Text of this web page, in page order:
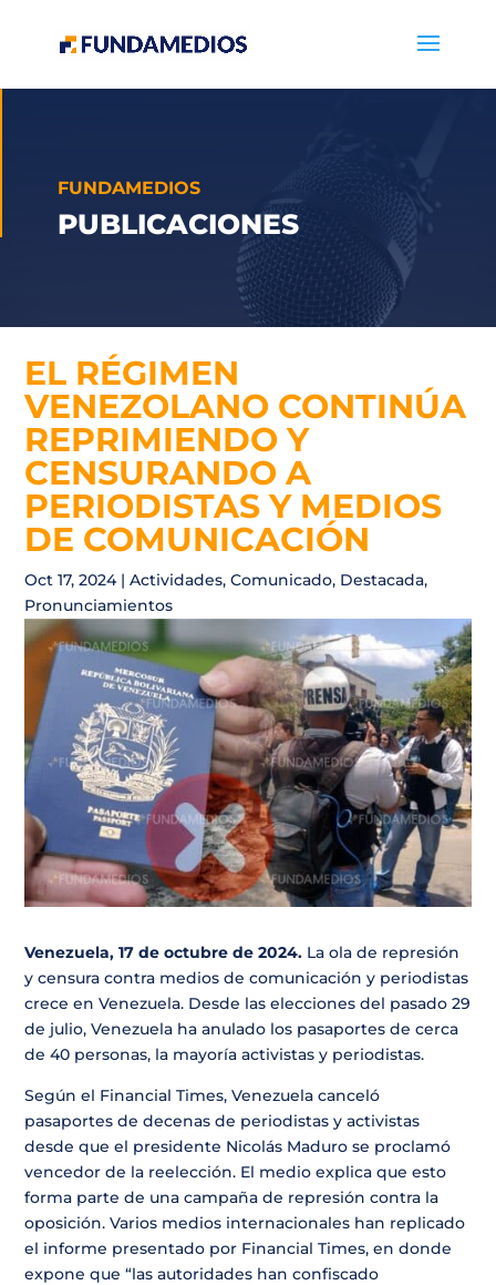
FUNDAMEDIOS
PUBLICACIONES
EL RÉGIMEN
VENEZOLANO CONTINÚA
REPRIMIENDO Y
CENSURANDO A
PERIODISTAS Y MEDIOS
DE COMUNICACIÓN
Oct 17, 2024|Actividades,Comunicado, Destacada,
Pronunciamientos
Venezuela, 17 de octubre de 2024. La ola de represión
y censura contra medios de comunicación y periodistas
crece en Venezuela. Desde las elecciones del pasado 29
de julio, Venezuela ha anulado los pasaportes de cerca
de 40 personas, la mayoría activistas y periodistas.
Según el Financial Times, Venezuela canceló
pasaportes de decenas de periodistas y activistas
desde que el presidente Nicolás Maduro se proclamó
vencedor de la reelección. El medio explica que esto
forma parte de una campaña de represión contra la
oposición. Varios medios internacionales han replicado
el informe presentado por Financial Times, en donde
expone que “las autoridades han confiscado